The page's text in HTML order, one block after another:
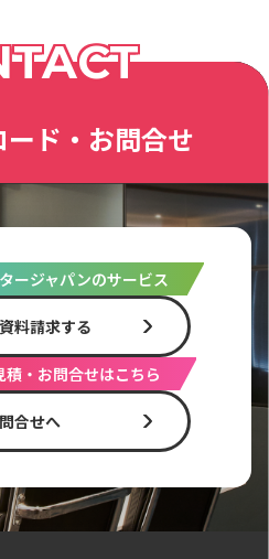
ド・お問合せ
ージャパンのサービス
料請求する
・お問合せはこちら
合せへ